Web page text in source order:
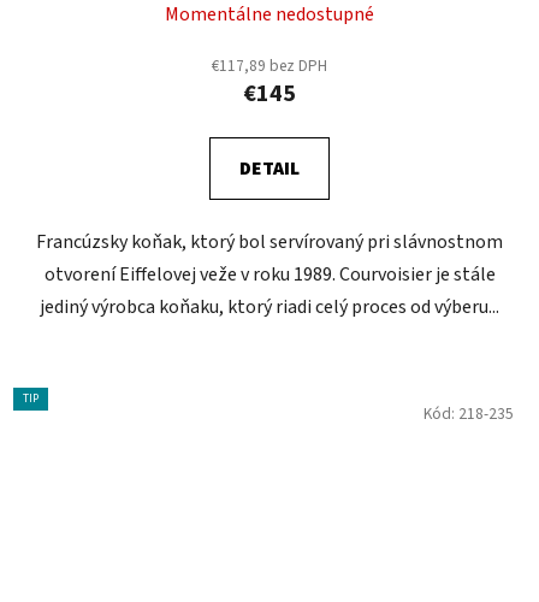
Momentálne nedostupné
€117,89 bez DPH
€145
DETAIL
Francúzsky koňak, ktorý bol servírovaný pri slávnostnom
otvorení Eiffelovej veže v roku 1989. Courvoisier je stále
jediný výrobca koňaku, ktorý riadi celý proces od výberu...
TIP
Kód: 218-235